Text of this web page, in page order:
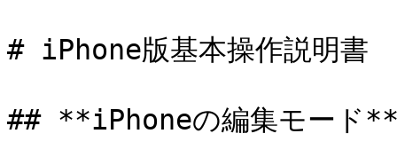
# iPhone版基本操作説明書
## **iPhoneの編集モード